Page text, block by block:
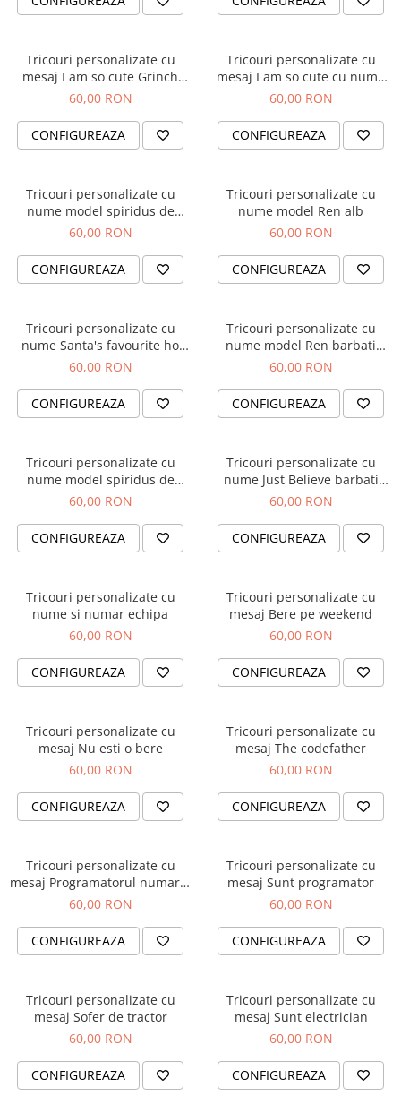
Decoratiuni Paste
Agende Personalizate
Agende A5
Agende A6
Planner / Jurnal
Felicitari personalizate
Invitatii personalizate
Printare poze
Martisoare
Semne de Carte
Puzzle
Trofee
Brelocuri din Inox
Brelocuri de Lemn
Cercei din lemn
Accesorii de Bucatarie
Tocatoare Personalizate
Suporturi de Pahare
Ustensile de bucatarie
Termosuri Personalizate
Desfacatoare si Tirbusoane
Shaker, Plosca
Cutii si Accesorii pentru Vin
Accesorii de Birou
Pixuri Personalizate
Mousepad-uri
Globuri de Birou
Agende A6
Planner / Jurnal
Articole pentru Casa Personalizate
Ceasuri Personalizate
Cadouri absolvire
Tricouri personalizate cu
mesaj I am so cute Grinch
femei
60,00 RON
CONFIGUREAZA
Tricouri personalizate cu
mesaj I am so cute cu nume
alb
60,00 RON
CONFIGUREAZA
Tricouri personalizate cu
nume model spiridus de
Craciun negru
60,00 RON
CONFIGUREAZA
Tricouri personalizate cu
nume model Ren alb
60,00 RON
CONFIGUREAZA
Tricouri personalizate cu
nume Santa's favourite ho
negru
60,00 RON
CONFIGUREAZA
Tricouri personalizate cu
nume model Ren barbati
negru
60,00 RON
CONFIGUREAZA
Tricouri personalizate cu
nume model spiridus de
Craciun barbati negru
60,00 RON
CONFIGUREAZA
Tricouri personalizate cu
nume Just Believe barbati
negru
60,00 RON
CONFIGUREAZA
Tricouri personalizate cu
nume si numar echipa
60,00 RON
CONFIGUREAZA
Tricouri personalizate cu
mesaj Bere pe weekend
60,00 RON
CONFIGUREAZA
Tricouri personalizate cu
mesaj Nu esti o bere
60,00 RON
CONFIGUREAZA
Tricouri personalizate cu
mesaj The codefather
60,00 RON
CONFIGUREAZA
Tricouri personalizate cu
mesaj Programatorul numarul
unu
60,00 RON
CONFIGUREAZA
Tricouri personalizate cu
mesaj Sunt programator
60,00 RON
CONFIGUREAZA
Tricouri personalizate cu
mesaj Sofer de tractor
60,00 RON
CONFIGUREAZA
Tricouri personalizate cu
mesaj Sunt electrician
60,00 RON
CONFIGUREAZA